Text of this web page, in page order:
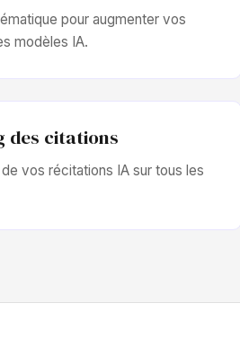
pour augmenter vos
modèles IA.
des citations
vos récitations IA sur tous les